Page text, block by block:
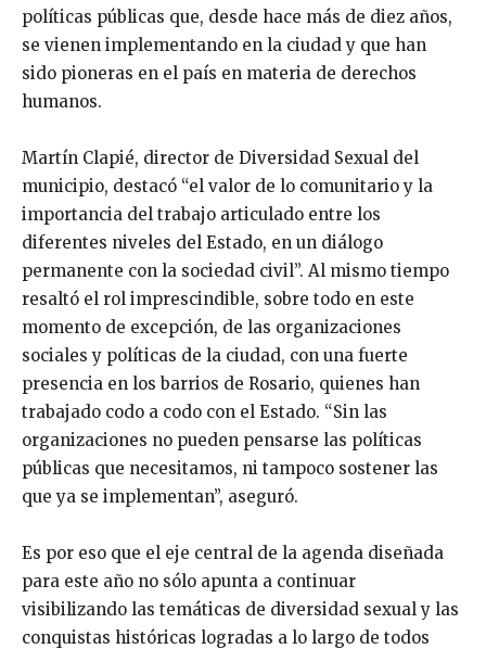
políticas públicas que, desde hace más de diez años,
se vienen implementando en la ciudad y que han
sido pioneras en el país en materia de derechos
humanos.
Martín Clapié, director de Diversidad Sexual del
municipio, destacó “el valor de lo comunitario y la
importancia del trabajo articulado entre los
diferentes niveles del Estado, en un diálogo
permanente con la sociedad civil”. Al mismo tiempo
resaltó el rol imprescindible, sobre todo en este
momento de excepción, de las organizaciones
sociales y políticas de la ciudad, con una fuerte
presencia en los barrios de Rosario, quienes han
trabajado codo a codo con el Estado. “Sin las
organizaciones no pueden pensarse las políticas
públicas que necesitamos, ni tampoco sostener las
que ya se implementan”, aseguró.
Es por eso que el eje central de la agenda diseñada
para este año no sólo apunta a continuar
visibilizando las temáticas de diversidad sexual y las
conquistas históricas logradas a lo largo de todos